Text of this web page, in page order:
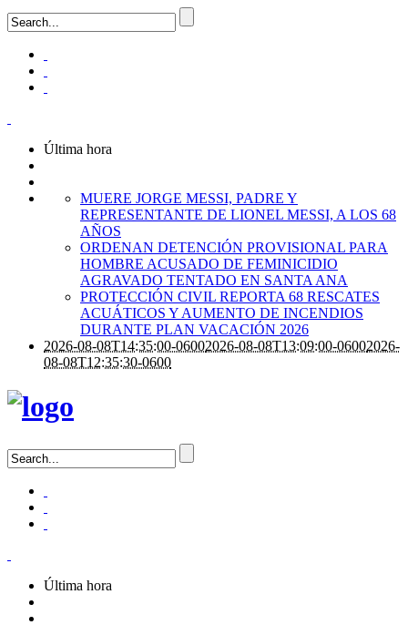
Última hora
MUERE JORGE MESSI, PADRE Y
REPRESENTANTE DE LIONEL MESSI, A LOS 68
AÑOS
ORDENAN DETENCIÓN PROVISIONAL PARA
HOMBRE ACUSADO DE FEMINICIDIO
AGRAVADO TENTADO EN SANTA ANA
PROTECCIÓN CIVIL REPORTA 68 RESCATES
ACUÁTICOS Y AUMENTO DE INCENDIOS
DURANTE PLAN VACACIÓN 2026
2026-08-08T14:35:00-06002026-08-08T13:09:00-06002026-
08-08T12:35:30-0600
Última hora